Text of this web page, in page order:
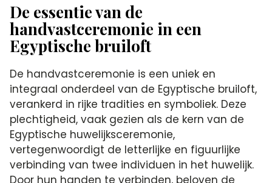
De essentie van de
handvastceremonie in een
Egyptische bruiloft
De handvastceremonie is een uniek en
integraal onderdeel van de Egyptische bruiloft,
verankerd in rijke tradities en symboliek. Deze
plechtigheid, vaak gezien als de kern van de
Egyptische huwelijksceremonie,
vertegenwoordigt de letterlijke en figuurlijke
verbinding van twee individuen in het huwelijk.
Door hun handen te verbinden, beloven de